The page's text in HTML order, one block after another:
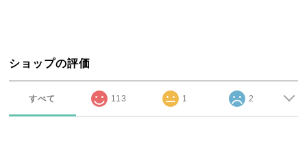
ショップの評価
すべて 113 1 2